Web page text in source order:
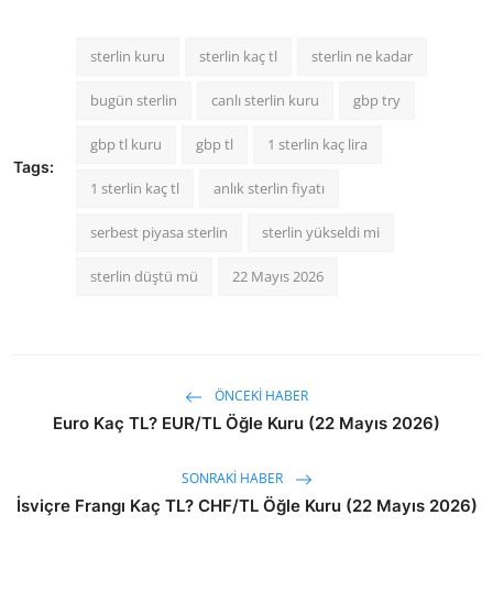
Tags:
sterlin kuru sterlin kaç tl sterlin ne kadar
bugün sterlin canlı sterlin kuru gbp try
gbp tl kuru gbp tl 1 sterlin kaç lira
1 sterlin kaç tl anlık sterlin fiyatı
serbest piyasa sterlin sterlin yükseldi mi
sterlin düştü mü 22 Mayıs 2026
ÖNCEKI HABER
Euro Kaç TL? EUR/TL Öğle Kuru (22 Mayıs 2026)
SONRAKI HABER
İsviçre Frangı Kaç TL? CHF/TL Öğle Kuru (22 Mayıs 2026)